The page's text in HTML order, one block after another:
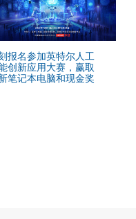
报名参加英特尔人工
创新应用大赛，赢取
笔记本电脑和现金奖